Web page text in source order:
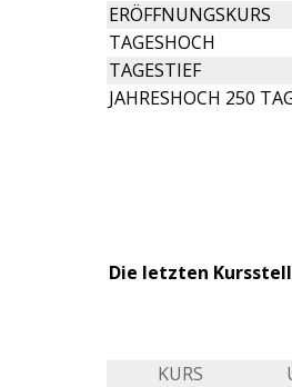
ERÖFFNUNGSKURS
TAGESHOCH
TAGESTIEF
JAHRESHOCH 250
Die letzten
KURS